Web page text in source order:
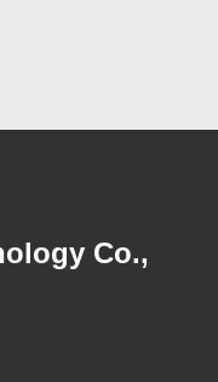
Co.,